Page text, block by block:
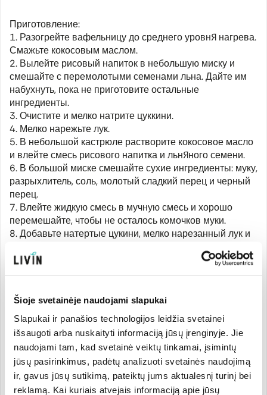
Šioje svetainėje naudojami slapukai
Slapukai ir panašios technologijos leidžia svetainei
išsaugoti arba nuskaityti informaciją jūsų įrenginyje. Jie
naudojami tam, kad svetainė veiktų tinkamai, įsimintų
jūsų pasirinkimus, padėtų analizuoti svetainės naudojimą
ir, gavus jūsų sutikimą, pateiktų jums aktualesnį turinį bei
reklamą. Kai kuriais atvejais informaciją apie jūsų
Приготовление:
1. Разогрейте вафельницу до среднего уровня нагрева.
Смажьте кокосовым маслом.
2. Вылейте рисовый напиток в небольшую миску и
смешайте с перемолотыми семенами льна. Дайте им
набухнуть, пока не приготовите остальные
ингредиенты.
3. Очистите и мелко натрите цуккини.
4. Мелко нарежьте лук.
5. В небольшой кастрюле растворите кокосовое масло
и влейте смесь рисового напитка и льняного семени.
6. В большой миске смешайте сухие ингредиенты: муку,
разрыхлитель, соль, молотый сладкий перец и черный
перец.
7. Влейте жидкую смесь в мучную смесь и хорошо
перемешайте, чтобы не осталось комочков муки.
8. Добавьте натертые цукини, мелко нарезанный лук и
9. Для одной вафли прямоугольной формы
выкладывайте 2 столовые ложки теста и равномерно
Выпекайте 8-10 минут.
блины на сковороде. На один блин понадобится 1
столовая ложка массы. Жарьте с двух сторон по 3-4
минуты.
Вкусно кушать с томатным пюре и свежими овощами.